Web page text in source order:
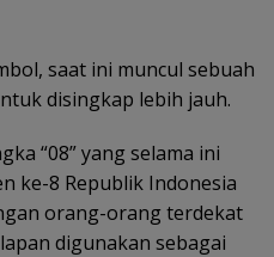
saat ini muncul sebuah
disingkap lebih jauh.
“08” yang selama ini
ke-8 Republik Indonesia
orang-orang terdekat
digunakan sebagai